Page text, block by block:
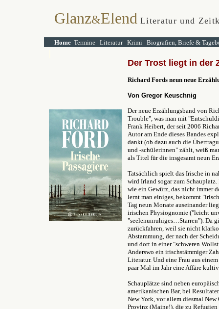
Glanz&Elend Literatur und
Home Termine Literatur Krimi Biografien, Briefe &
Der Trost liegt in der
Richard Fords neun neue
Von Gregor Keuschnig
Der neue Erzählungsband von
Trouble", was man mit
Frank Heibert, der seit 2006
Autor am Ende dieses Bandes
dankt (ob dazu auch die
und -schülerinnen" zählt, weiß
als Titel für die insgesamt neun
Tatsächlich spielt das Irische in
wird Irland sogar zum
wie ein Gewürz, das nicht immer
lernt man einiges, bekommt
Tag neun Monate auseinander
irischen Physiognomie ("leicht
"seelenunruhiges…Starren"). Da
zurückfahren, weil sie nicht
Abstammung, der nach der
und dort in einer "schweren
Anderswo ein irischstämmiger
Literatur. Und eine Frau aus
paar Mal im Jahr eine Affäre
Schauplätze sind neben
amerikanischen Bar, bei
New York, vor allem diesmal
Provinz (Maine!), die zu